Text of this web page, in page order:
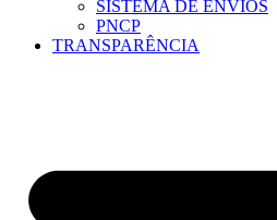
SISTEMA DE ENVIOS
PNCP
TRANSPARÊNCIA